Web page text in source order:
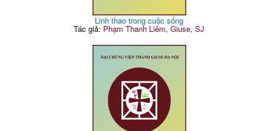
Linh thao trong cuộc sống
Tác giả: Phạm Thanh Liêm, Giuse, SJ